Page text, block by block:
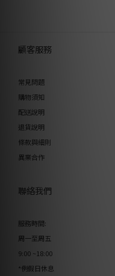
顧客服務
常見問題
購物須知
配送說明
退貨說明
條款與細則
異業合作
聯絡我們
服務時間:
周一至周五
9:00 ~18:00
*例假日休息